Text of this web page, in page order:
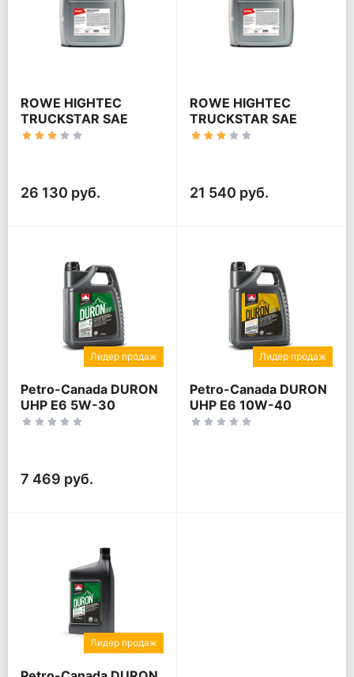
ROWE HIGHTEC
TRUCKSTAR SAE
10W-40 MULTI-LA
26 130 руб.
ROWE HIGHTEC
TRUCKSTAR SAE
10W-40 HC
21 540 руб.
Лидер продаж
Petro-Canada DURON
UHP E6 5W-30
7 469 руб.
Лидер продаж
Petro-Canada DURON
UHP E6 10W-40
Лидер продаж